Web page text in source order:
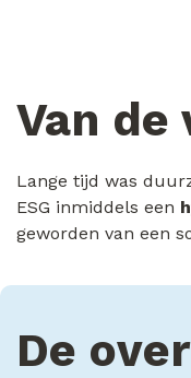
Van de
Lange tijd was
ESG inmiddels een
geworden van een
De